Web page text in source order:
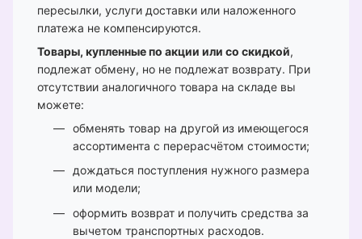
пересылки, услуги доставки или наложенного
платежа не компенсируются.
Товары, купленные по акции или со скидкой,
подлежат обмену, но не подлежат возврату. При
отсутствии аналогичного товара на складе вы
можете:
обменять товар на другой из имеющегося
ассортимента с перерасчётом стоимости;
дождаться поступления нужного размера
или модели;
оформить возврат и получить средства за
вычетом транспортных расходов.